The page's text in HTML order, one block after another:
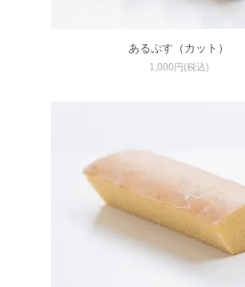
あるぷす（カット）
1,000円(税込)